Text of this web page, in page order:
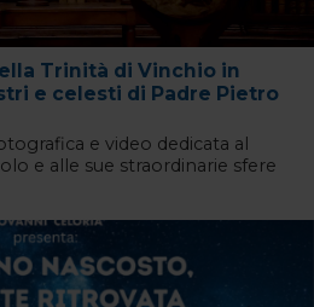
Trinità di Vinchio in
e celesti di Padre Pietro
e video dedicata al
e alle sue straordinarie sfere